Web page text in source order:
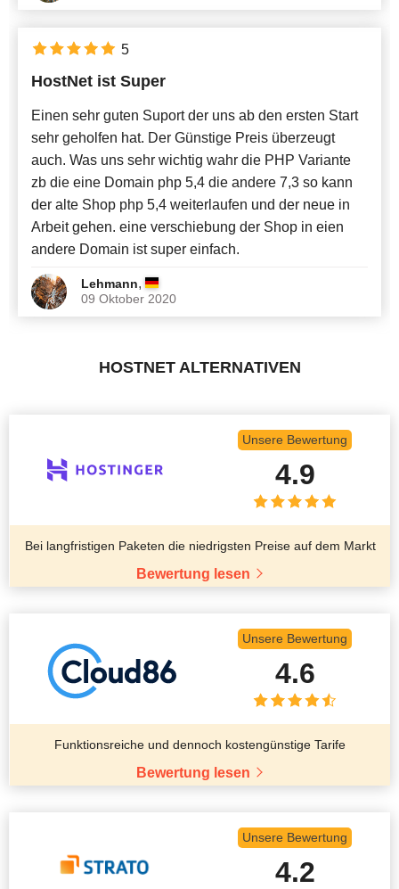
HostNet ist Super
Einen sehr guten Suport der uns ab den ersten Start
sehr geholfen hat. Der Günstige Preis überzeugt
auch. Was uns sehr wichtig wahr die PHP Variante
zb die eine Domain php 5,4 die andere 7,3 so kann
der alte Shop php 5,4 weiterlaufen und der neue in
Arbeit gehen. eine verschiebung der Shop in eien
andere Domain ist super einfach.
Lehmann,
09 Oktober 2020
5
HOSTNET ALTERNATIVEN
Unsere Bewertung
4.9
Bei langfristigen Paketen die niedrigsten Preise auf dem Markt
Bewertung lesen
Unsere Bewertung
4.6
Funktionsreiche und dennoch kostengünstige Tarife
Bewertung lesen
Unsere Bewertung
4.2